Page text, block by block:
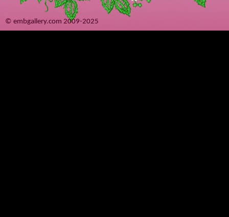
© embgallery.com 2009-2025